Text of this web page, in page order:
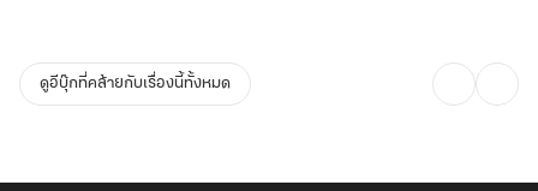
ดูอีบุ๊กที่คล้ายกับเรื่องนี้ทั้งหมด